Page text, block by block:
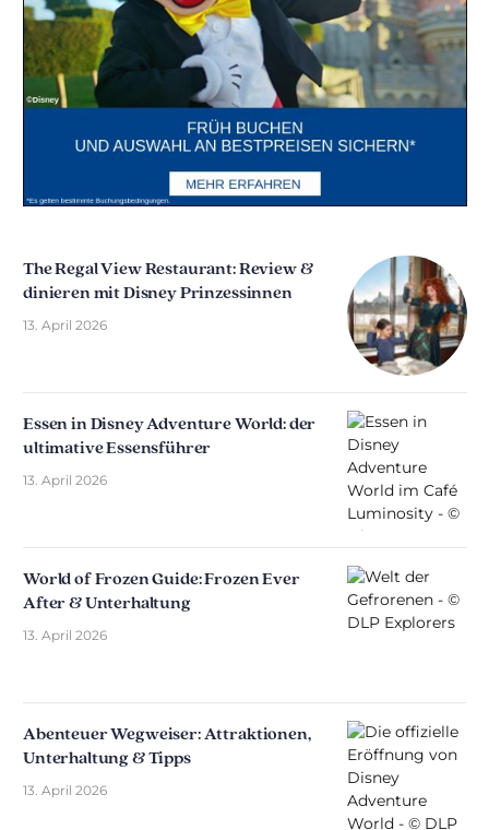
The Regal View Restaurant: Review &
dinieren mit Disney Prinzessinnen
13. April 2026
Essen in Disney Adventure World: der
ultimative Essensführer
13. April 2026
World of Frozen Guide: Frozen Ever
After & Unterhaltung
13. April 2026
Abenteuer Wegweiser: Attraktionen,
Unterhaltung & Tipps
13. April 2026